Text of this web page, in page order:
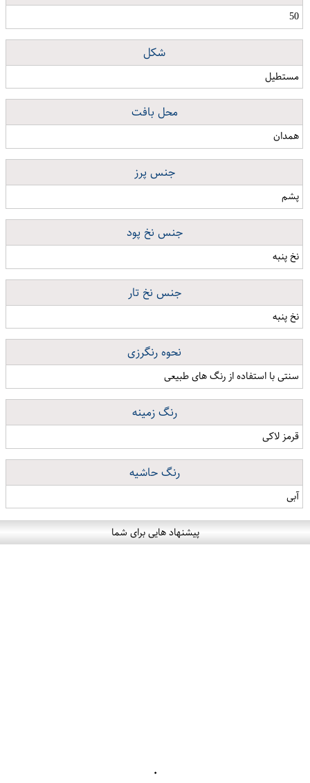
50
شکل
مستطیل
محل بافت
همدان
جنس پرز
پشم
جنس نخ پود
نخ پنبه
جنس نخ تار
نخ پنبه
نحوه رنگرزی
سنتی با استفاده از رنگ های طبیعی
رنگ زمینه
قرمز لاکی
رنگ حاشیه
آبی
پیشنهاد هایی برای شما
۰